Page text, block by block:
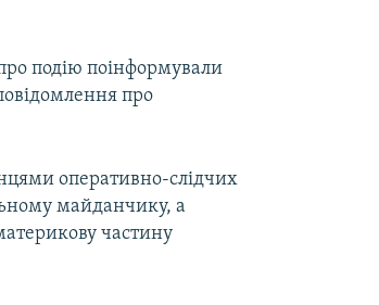
подію поінформували
про
оперативно-слідчих
майданчику, а
частину